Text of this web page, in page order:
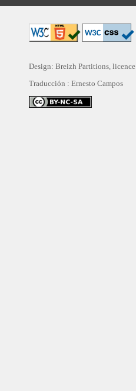
Design: Breizh Partitions, licence
Traducción : Ernesto Campos